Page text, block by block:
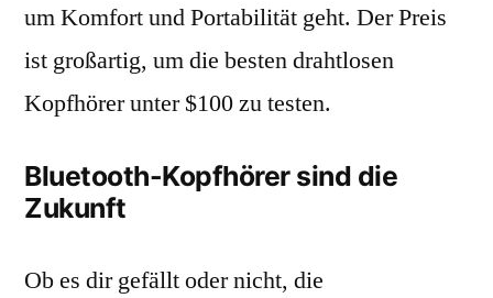
um Komfort und Portabilität geht. Der Preis
ist großartig, um die besten drahtlosen
Kopfhörer unter $100 zu testen.
Bluetooth-Kopfhörer sind die
Zukunft
Ob es dir gefällt oder nicht, die